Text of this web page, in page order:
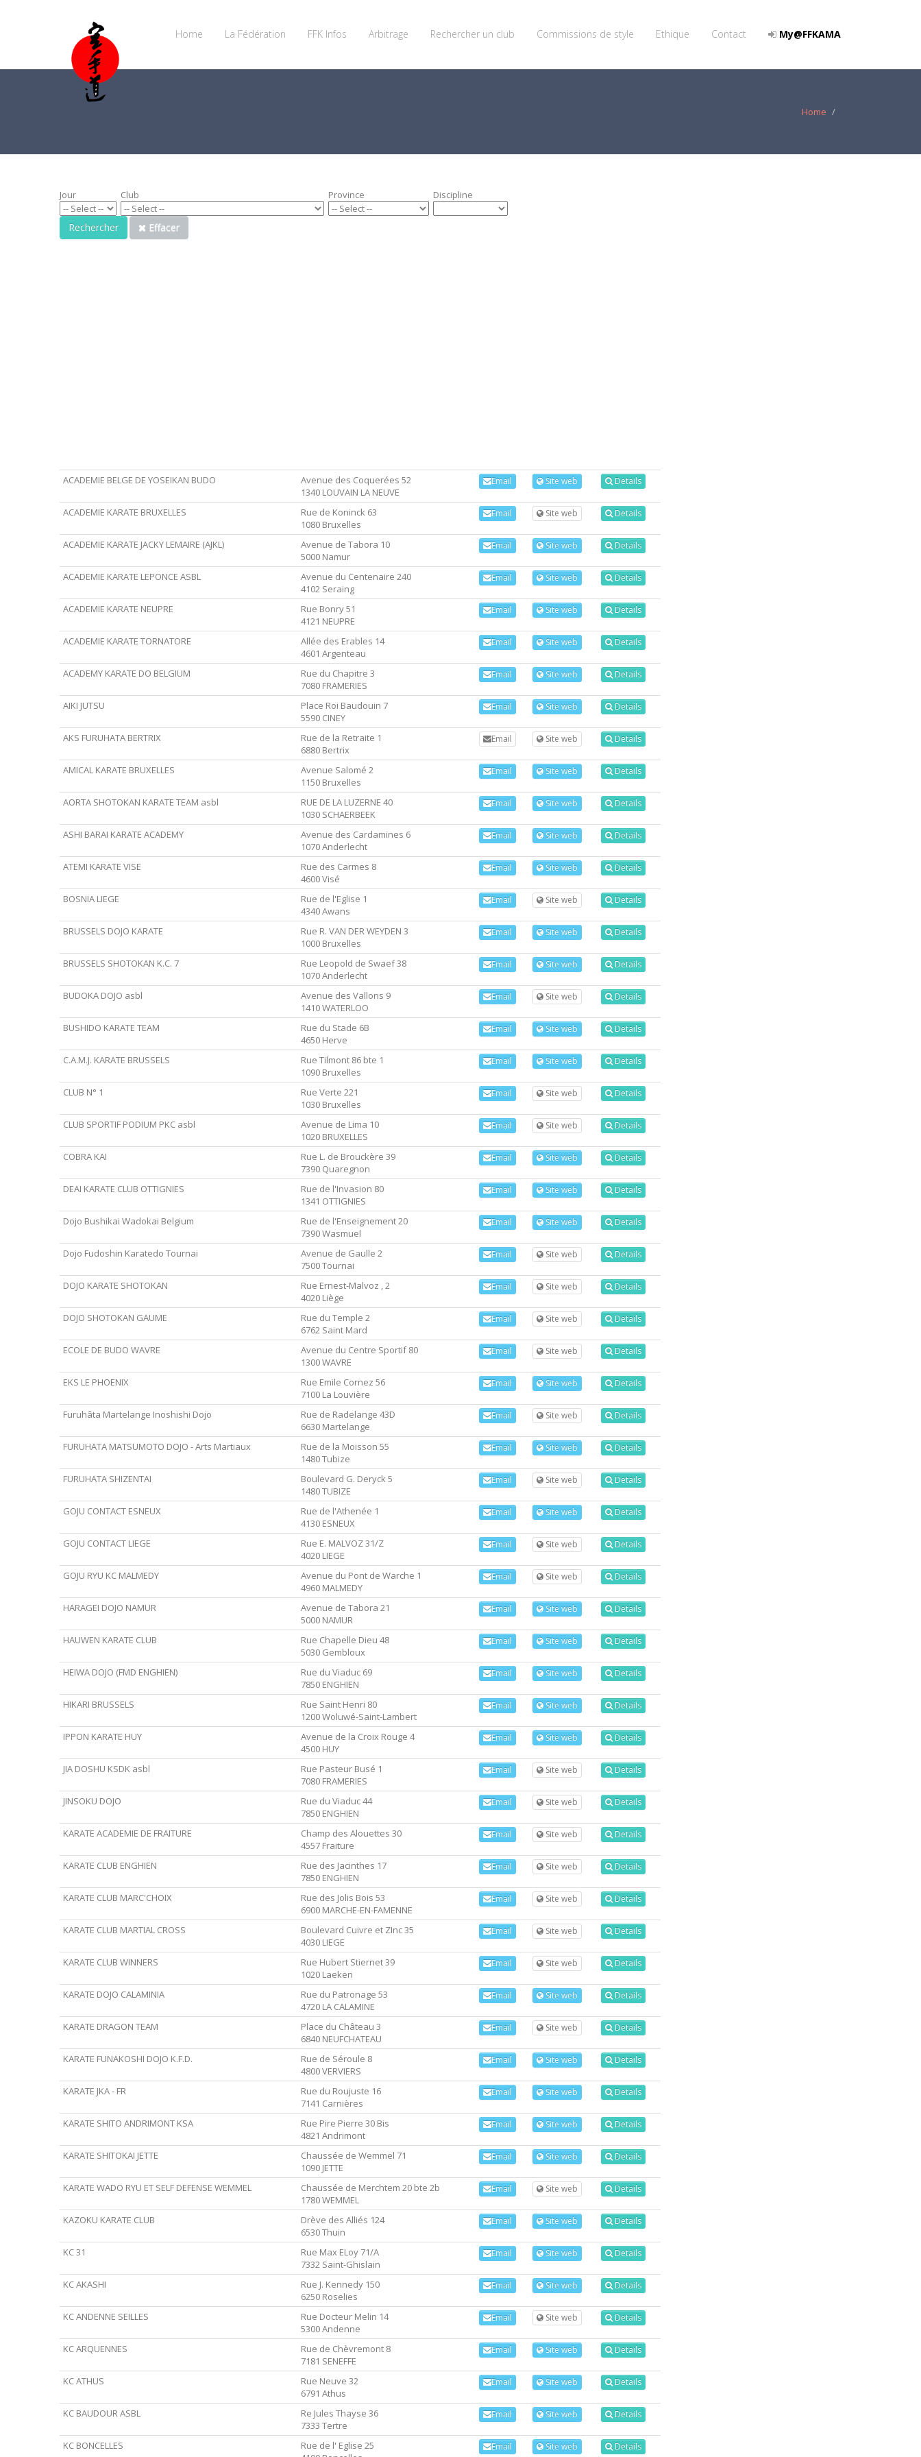
Home La Fédération FFK Infos Arbitrage Rechercher un club Commissions de style Ethique Contact My@FFKAMA
Home
Jour Club Province Discipline
Effacer
ACADEMIE BELGE DE YOSEIKAN BUDO
Avenue des Coquerées 52
1340 LOUVAIN LA NEUVE
Email Site web Details
ACADEMIE KARATE BRUXELLES
Rue de Koninck 63
1080 Bruxelles
Email Site web Details
ACADEMIE KARATE JACKY LEMAIRE (AJKL)
Avenue de Tabora 10
5000 Namur
Email Site web Details
ACADEMIE KARATE LEPONCE ASBL
Avenue du Centenaire 240
4102 Seraing
Email Site web Details
ACADEMIE KARATE NEUPRE
Rue Bonry 51
4121 NEUPRE
Email Site web Details
ACADEMIE KARATE TORNATORE
Allée des Erables 14
4601 Argenteau
Email Site web Details
ACADEMY KARATE DO BELGIUM
Rue du Chapitre 3
7080 FRAMERIES
Email Site web Details
AIKI JUTSU
Place Roi Baudouin 7
5590 CINEY
Email Site web Details
AKS FURUHATA BERTRIX
Rue de la Retraite 1
6880 Bertrix
Email Site web Details
AMICAL KARATE BRUXELLES
Avenue Salomé 2
1150 Bruxelles
Email Site web Details
AORTA SHOTOKAN KARATE TEAM asbl
RUE DE LA LUZERNE 40
1030 SCHAERBEEK
Email Site web Details
ASHI BARAI KARATE ACADEMY
Avenue des Cardamines 6
1070 Anderlecht
Email Site web Details
ATEMI KARATE VISE
Rue des Carmes 8
4600 Visé
Email Site web Details
BOSNIA LIEGE
Rue de l'Eglise 1
4340 Awans
Email Site web Details
BRUSSELS DOJO KARATE
Rue R. VAN DER WEYDEN 3
1000 Bruxelles
Email Site web Details
BRUSSELS SHOTOKAN K.C. 7
Rue Leopold de Swaef 38
1070 Anderlecht
Email Site web Details
BUDOKA DOJO asbl
Avenue des Vallons 9
1410 WATERLOO
Email Site web Details
BUSHIDO KARATE TEAM
Rue du Stade 6B
4650 Herve
Email Site web Details
C.A.M.J. KARATE BRUSSELS
Rue Tilmont 86 bte 1
1090 Bruxelles
Email Site web Details
CLUB N° 1
Rue Verte 221
1030 Bruxelles
Email Site web Details
CLUB SPORTIF PODIUM PKC asbl
Avenue de Lima 10
1020 BRUXELLES
Email Site web Details
COBRA KAI
Rue L. de Brouckère 39
7390 Quaregnon
Email Site web Details
DEAI KARATE CLUB OTTIGNIES
Rue de l'Invasion 80
1341 OTTIGNIES
Email Site web Details
Dojo Bushikai Wadokai Belgium
Rue de l'Enseignement 20
7390 Wasmuel
Email Site web Details
Dojo Fudoshin Karatedo Tournai
Avenue de Gaulle 2
7500 Tournai
Email Site web Details
DOJO KARATE SHOTOKAN
Rue Ernest-Malvoz , 2
4020 Liège
Email Site web Details
DOJO SHOTOKAN GAUME
Rue du Temple 2
6762 Saint Mard
Email Site web Details
ECOLE DE BUDO WAVRE
Avenue du Centre Sportif 80
1300 WAVRE
Email Site web Details
EKS LE PHOENIX
Rue Emile Cornez 56
7100 La Louvière
Email Site web Details
Furuhâta Martelange Inoshishi Dojo
Rue de Radelange 43D
6630 Martelange
Email Site web Details
FURUHATA MATSUMOTO DOJO - Arts Martiaux
Rue de la Moisson 55
1480 Tubize
Email Site web Details
FURUHATA SHIZENTAI
Boulevard G. Deryck 5
1480 TUBIZE
Email Site web Details
GOJU CONTACT ESNEUX
Rue de l'Athenée 1
4130 ESNEUX
Email Site web Details
GOJU CONTACT LIEGE
Rue E. MALVOZ 31/Z
4020 LIEGE
Email Site web Details
GOJU RYU KC MALMEDY
Avenue du Pont de Warche 1
4960 MALMEDY
Email Site web Details
HARAGEI DOJO NAMUR
Avenue de Tabora 21
5000 NAMUR
Email Site web Details
HAUWEN KARATE CLUB
Rue Chapelle Dieu 48
5030 Gembloux
Email Site web Details
HEIWA DOJO (FMD ENGHIEN)
Rue du Viaduc 69
7850 ENGHIEN
Email Site web Details
HIKARI BRUSSELS
Rue Saint Henri 80
1200 Woluwé-Saint-Lambert
Email Site web Details
IPPON KARATE HUY
Avenue de la Croix Rouge 4
4500 HUY
Email Site web Details
JIA DOSHU KSDK asbl
Rue Pasteur Busé 1
7080 FRAMERIES
Email Site web Details
JINSOKU DOJO
Rue du Viaduc 44
7850 ENGHIEN
Email Site web Details
KARATE ACADEMIE DE FRAITURE
Champ des Alouettes 30
4557 Fraiture
Email Site web Details
KARATE CLUB ENGHIEN
Rue des Jacinthes 17
7850 ENGHIEN
Email Site web Details
KARATE CLUB MARC'CHOIX
Rue des Jolis Bois 53
6900 MARCHE-EN-FAMENNE
Email Site web Details
KARATE CLUB MARTIAL CROSS
Boulevard Cuivre et ZInc 35
4030 LIEGE
Email Site web Details
KARATE CLUB WINNERS
Rue Hubert Stiernet 39
1020 Laeken
Email Site web Details
KARATE DOJO CALAMINIA
Rue du Patronage 53
4720 LA CALAMINE
Email Site web Details
KARATE DRAGON TEAM
Place du Château 3
6840 NEUFCHATEAU
Email Site web Details
KARATE FUNAKOSHI DOJO K.F.D.
Rue de Séroule 8
4800 VERVIERS
Email Site web Details
KARATE JKA - FR
Rue du Roujuste 16
7141 Carnières
Email Site web Details
KARATE SHITO ANDRIMONT KSA
Rue Pire Pierre 30 Bis
4821 Andrimont
Email Site web Details
KARATE SHITOKAI JETTE
Chaussée de Wemmel 71
1090 JETTE
Email Site web Details
KARATE WADO RYU ET SELF DEFENSE WEMMEL
Chaussée de Merchtem 20 bte 2b
1780 WEMMEL
Email Site web Details
KAZOKU KARATE CLUB
Drève des Alliés 124
6530 Thuin
Email Site web Details
KC 31
Rue Max ELoy 71/A
7332 Saint-Ghislain
Email Site web Details
KC AKASHI
Rue J. Kennedy 150
6250 Roselies
Email Site web Details
KC ANDENNE SEILLES
Rue Docteur Melin 14
5300 Andenne
Email Site web Details
KC ARQUENNES
Rue de Chèvremont 8
7181 SENEFFE
Email Site web Details
KC ATHUS
Rue Neuve 32
6791 Athus
Email Site web Details
KC BAUDOUR ASBL
Re Jules Thayse 36
7333 Tertre
Email Site web Details
KC BONCELLES
Rue de l' Eglise 25
Email Site web Details